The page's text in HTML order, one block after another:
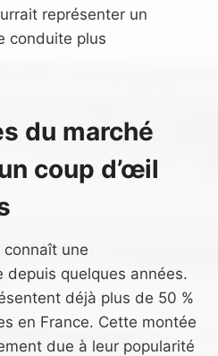
représenter un
conduite plus
du marché
coup d’œil
une
quelques années.
déjà plus de 50 %
en France. Cette montée
due à leur popularité